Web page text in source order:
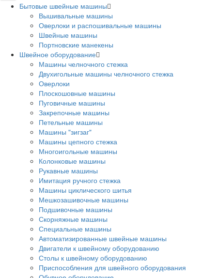
Бытовые швейные машины
Вышивальные машины
Оверлоки и распошивальные машины
Швейные машины
Портновские манекены
Швейное оборудование
Машины челночного стежка
Двухигольные машины челночного стежка
Оверлоки
Плоскошовные машины
Пуговичные машины
Закрепочные машины
Петельные машины
Машины "зигзаг"
Машины цепного стежка
Многоигольные машины
Колонковые машины
Рукавные машины
Имитация ручного стежка
Машины циклического шитья
Мешкозашивочные машины
Подшивочные машины
Скорняжные машины
Специальные машины
Автоматизированные швейные машины
Двигатели к швейному оборудованию
Столы к швейному оборудованию
Приспособления для швейного оборудования